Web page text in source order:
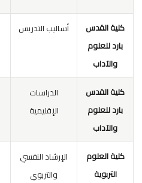
كلية القدس
بارد للعلوم
والآداب
أساليب التدريس
كلية القدس
بارد للعلوم
والآداب
الدراسات
الإقليمية
كلية العلوم
التربوية
الإرشاد النفسي
والتربوي